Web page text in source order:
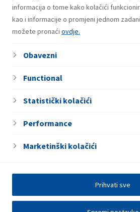
informacija o tome kako kolačići
kao i informacije o promjeni jednom
možete pronaći ovdje.
Obavezni
Functional
Statistički kolačići
Performance
Marketinški kolačići
Prihvati sve
Autopraonica
Samouslužno pranje vozila
Caffe bar